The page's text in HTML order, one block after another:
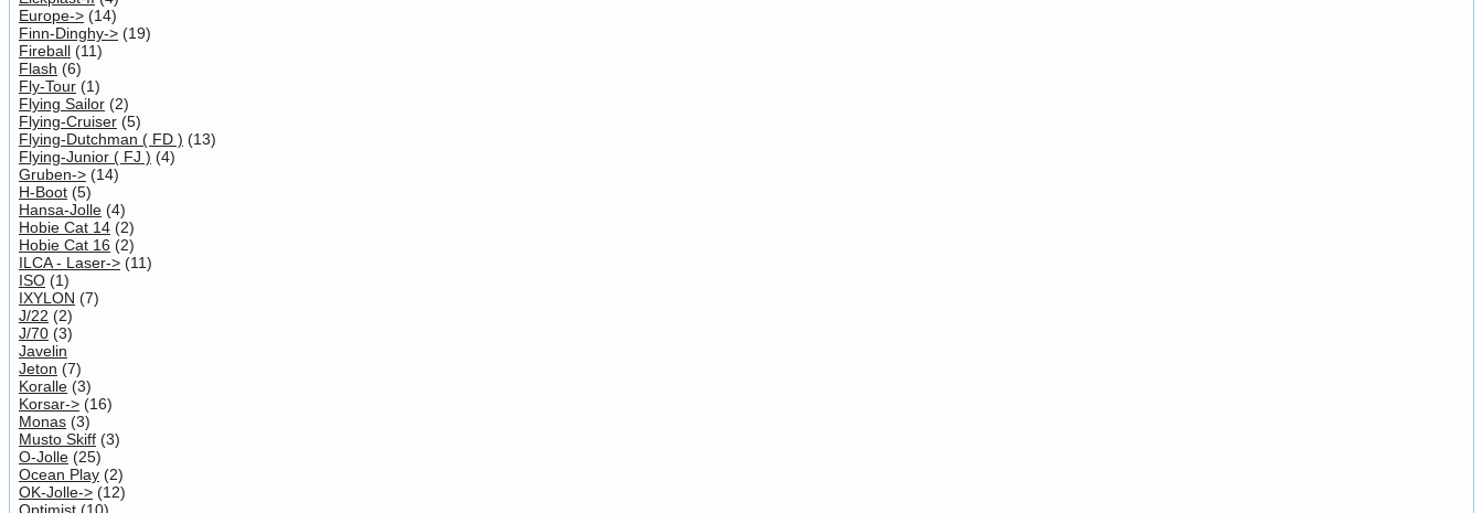
Europe-> (14)
Finn-Dinghy-> (19)
Fireball (11)
Flash (6)
Fly-Tour (1)
Flying Sailor (2)
Flying-Cruiser (5)
Flying-Dutchman ( FD ) (13)
Flying-Junior ( FJ ) (4)
Gruben-> (14)
H-Boot (5)
Hansa-Jolle (4)
Hobie Cat 14 (2)
Hobie Cat 16 (2)
ILCA - Laser-> (11)
ISO (1)
IXYLON (7)
J/22 (2)
J/70 (3)
Javelin
Jeton (7)
Koralle (3)
Korsar-> (16)
Monas (3)
Musto Skiff (3)
O-Jolle (25)
Ocean Play (2)
OK-Jolle-> (12)
Optimist (10)